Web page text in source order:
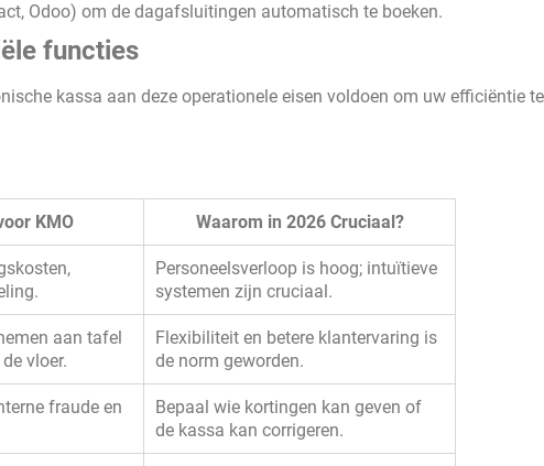
Odoo) om de dagafsluitingen automatisch te boeken.
functies
kassa aan deze operationele eisen voldoen om uw efficiëntie te
KMO Waarom in 2026 Cruciaal?
Personeelsverloop is hoog; intuïtieve
systemen zijn cruciaal.
aan tafel
vloer.
Flexibiliteit en betere klantervaring is
de norm geworden.
fraude en
Bepaal wie kortingen kan geven of
de kassa kan corrigeren.